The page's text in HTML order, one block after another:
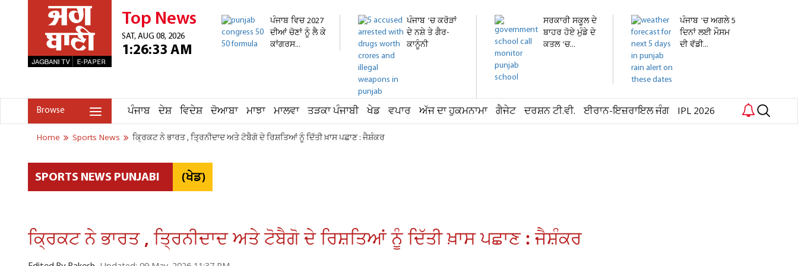
Top News
SAT, AUG 08, 2026
1:26:33 AM
ਪੰਜਾਬ ਵਿਚ 2027
ਦੀਆਂ ਚੋਣਾਂ ਨੂੰ ਲੈ ਕੇ
ਕਾਂਗਰਸ...
ਪੰਜਾਬ 'ਚ ਕਰੋੜਾਂ
ਦੇ ਨਸ਼ੇ ਤੇ ਗੈਰ-
ਕਾਨੂੰਨੀ
ਸਰਕਾਰੀ ਸਕੂਲ ਦੇ
ਬਾਹਰ ਹੋਏ ਮੁੰਡੇ ਦੇ
ਕਤਲ 'ਚ...
ਪੰਜਾਬ 'ਚ ਅਗਲੇ 5
ਦਿਨਾਂ ਲਈ ਮੌਸਮ
ਦੀ ਵੱਡੀ...
Browse ਪੰਜਾਬ ਦੇਸ਼ ਵਿਦੇਸ਼ ਦੋਆਬਾ ਮਾਝਾ ਮਾਲਵਾ ਤੜਕਾ ਪੰਜਾਬੀ ਖੇਡ ਵਪਾਰ ਅੱਜ ਦਾ ਹੁਕਮਨਾਮਾ ਗੈਜੇਟ ਦਰਸ਼ਨ ਟੀ.ਵੀ. ਈਰਾਨ-ਇਜ਼ਰਾਇਲ ਜੰਗ IPL 2026
Home Sports News ਕ੍ਰਿਕਟ ਨੇ ਭਾਰਤ , ਤ੍ਰਿਨੀਦਾਦ ਅਤੇ ਟੋਬੈਗੋ ਦੇ ਰਿਸ਼ਤਿਆਂ ਨੂੰ ਦਿੱਤੀ ਖ਼ਾਸ ਪਛਾਣ : ਜੈਸ਼ੰਕਰ
SPORTS NEWS PUNJABI (ਖੇਡ)
ਕ੍ਰਿਕਟ ਨੇ ਭਾਰਤ , ਤ੍ਰਿਨੀਦਾਦ ਅਤੇ ਟੋਬੈਗੋ ਦੇ ਰਿਸ਼ਤਿਆਂ ਨੂੰ ਦਿੱਤੀ ਖ਼ਾਸ ਪਛਾਣ : ਜੈਸ਼ੰਕਰ